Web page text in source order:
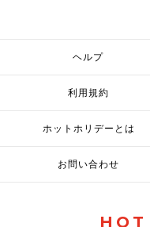
ヘルプ
利用規約
ホットホリデーとは
お問い合わせ
HOT